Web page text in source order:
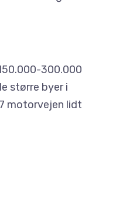
300.000
større byer i
motorvejen lidt